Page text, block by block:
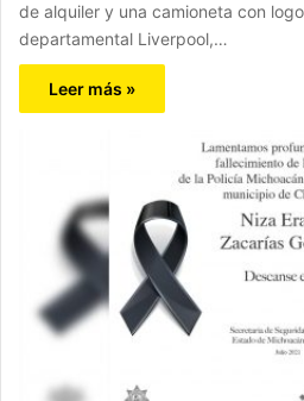
de alquiler y una camioneta con
departamental Liverpool,…
Leer más »